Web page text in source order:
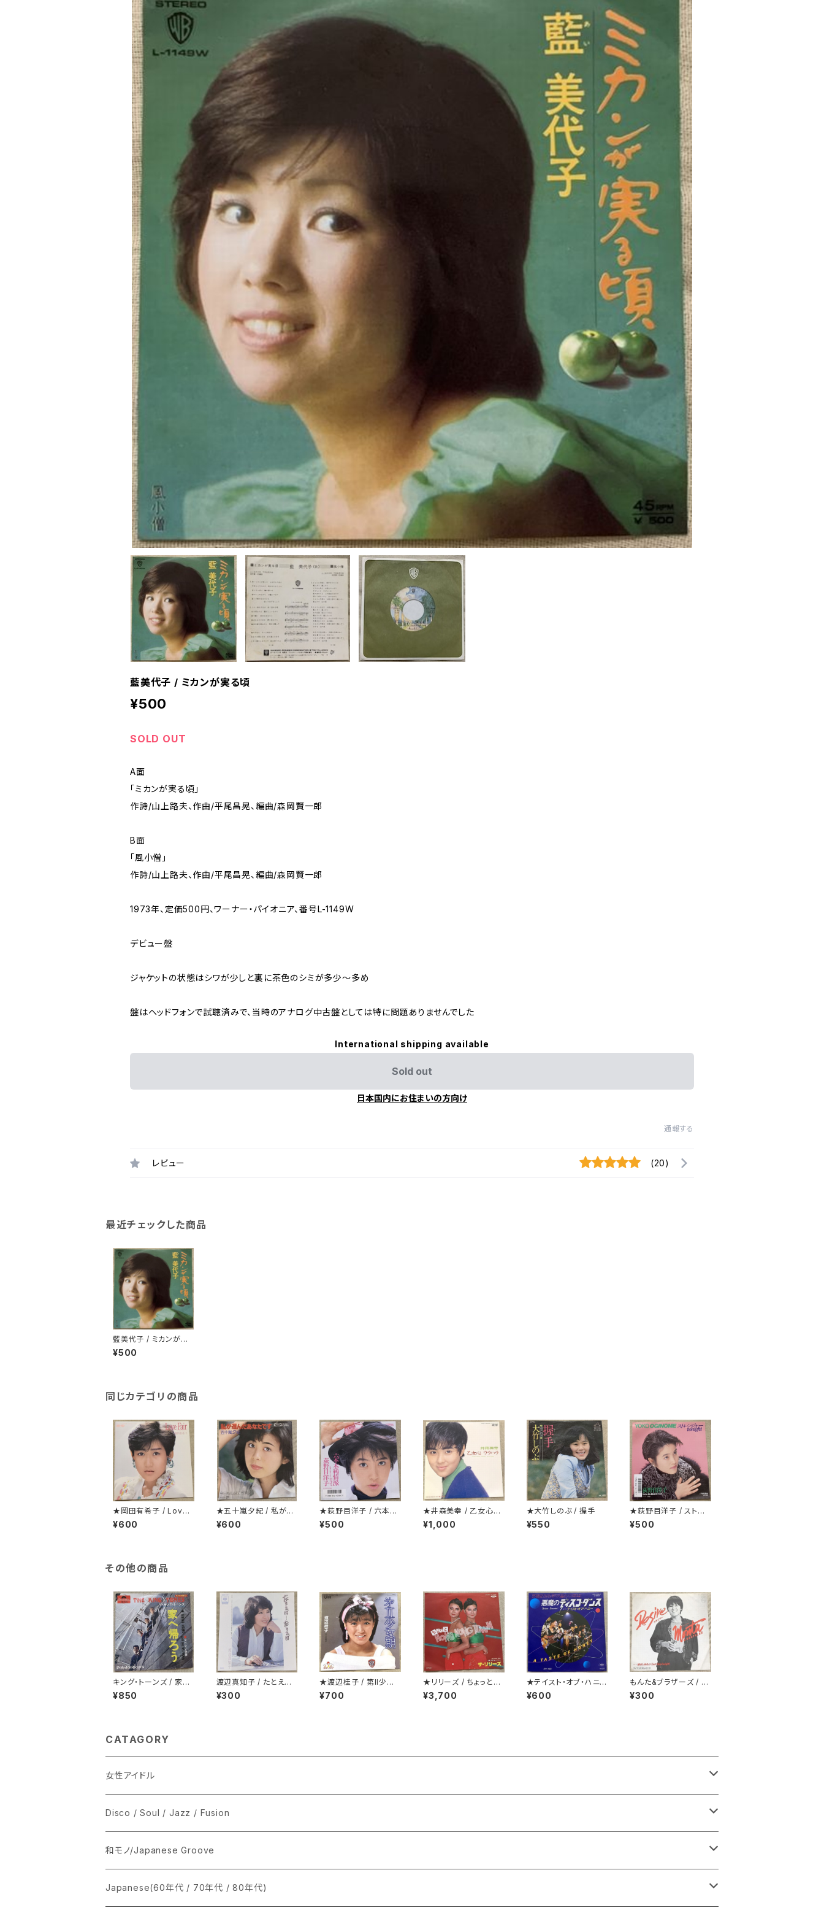
藍美代子 / ミカンが実る頃
¥500
SOLD OUT
A面
「ミカンが実る頃」
作詩/山上路夫、作曲/平尾昌晃、編曲/森岡賢一郎
B面
「風小僧」
作詩/山上路夫、作曲/平尾昌晃、編曲/森岡賢一郎
1973年、定価500円、ワーナー・パイオニア、番号L-1149W
デビュー盤
ジャケットの状態はシワが少しと裏に茶色のシミが多少～多め
盤はヘッドフォンで試聴済みで、当時のアナログ中古盤としては特に問題ありませんでした
International shipping available
Sold out
日本国内にお住まいの方向け
通報する
レビュー (20)
最近チェックした商品
藍美代子 / ミカンが実
る頃
¥500
同じカテゴリの商品
★岡田有希子 / Love
Fair
¥600
★五十嵐夕紀 / 私が選
んだあなたです
¥600
★荻野目洋子 / 六本木
純情派
¥500
★井森美幸 / 乙女心ウ
ラハラ プロモ
¥1,000
★大竹しのぶ / 握手
¥550
★荻野目洋子 / ストレ
ンジャーtonight
¥500
その他の商品
キング・トーンズ / 家へ
帰ろう
¥850
渡辺真知子 / たとえ
ば…たとえば
¥300
★渡辺桂子 / 第II少女
期
¥700
★リリーズ / ちょっとH
ONG KONG TOWN
¥3,700
★テイスト・オブ・ハニー
/ 悪魔のディスコ・ダン
ス
¥600
もんた&ブラザーズ / デ
ザイアー
¥300
CATAGORY
女性アイドル
シングル盤
あ行
か行
LP
CD
Disco / Soul / Jazz / Fusion
シングル盤
A
12インチ・シングル
和モノ/Japanese Groove
シングル盤
Japanese(60年代 / 70年代 / 80年代)